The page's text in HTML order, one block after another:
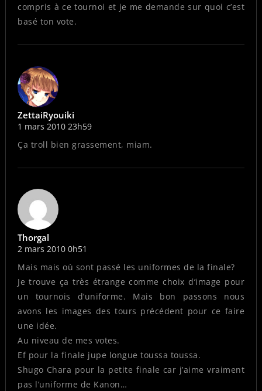
compris à ce tournoi et je me demande sur quoi c’est
basé ton vote.
ZettaiRyouiki
1 mars 2010 23h59
Ça troll bien grassement, miam.
Thorgal
2 mars 2010 0h51
Mais mais où sont passé les uniformes de la finale?
Je trouve ça très étrange comme choix d’image pour
un tournois d’uniforme. Mais bon passons nous
avons les images des tours précédent pour ce faire
une idée.
Au niveau de mes votes.
Ef pour la finale jupe longue toussa toussa.
Shugo Chara pour la petite finale car j’aime vraiment
pas l’uniforme de Kanon…